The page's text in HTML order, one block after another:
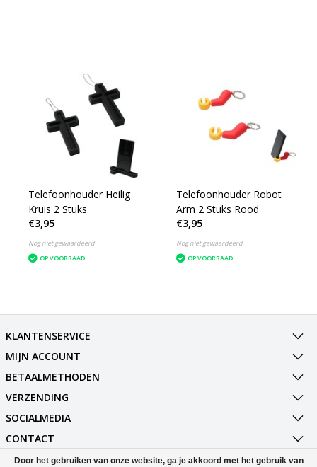
Telefoonhouder Heilig
Kruis 2 Stuks
€3,95
Nog niet gewaardeerd
OP VOORRAAD
Telefoonhouder Robot
Arm 2 Stuks Rood
€3,95
Nog niet gewaardeerd
OP VOORRAAD
KLANTENSERVICE
MIJN ACCOUNT
BETAALMETHODEN
VERZENDING
SOCIALMEDIA
CONTACT
Door het gebruiken van onze website, ga je akkoord met het gebruik van